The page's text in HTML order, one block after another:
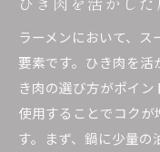
ラーメンに
ひき肉を使
様々な具材
ひき肉ラー
ラーメンにおいて、
要素です。ひき肉を
き肉の選び方がポイ
使用することでコク
す。まず、鍋に少量の